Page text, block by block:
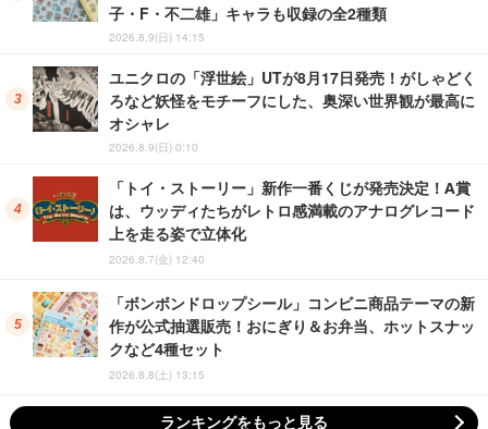
子・F・不二雄」キャラも収録の全2種類
2026.8.9(日) 14:15
ユニクロの「浮世絵」UTが8月17日発売！がしゃどく
ろなど妖怪をモチーフにした、奥深い世界観が最高に
オシャレ
2026.8.9(日) 0:10
「トイ・ストーリー」新作一番くじが発売決定！A賞
は、ウッディたちがレトロ感満載のアナログレコード
上を走る姿で立体化
2026.8.7(金) 12:40
「ボンボンドロップシール」コンビニ商品テーマの新
作が公式抽選販売！おにぎり＆お弁当、ホットスナッ
クなど4種セット
2026.8.8(土) 13:15
ランキングをもっと見る